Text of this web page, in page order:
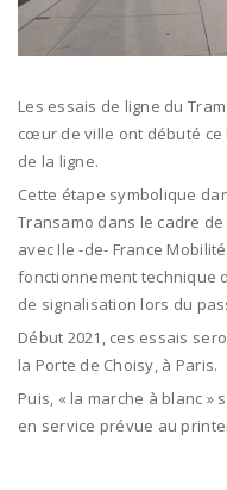
Les essais de ligne du
cœur de ville ont débuté ce
de la ligne.
Cette étape symbolique
Transamo dans le cadre
avec Ile -de- France
fonctionnement technique
de signalisation lors du
Début 2021, ces essais
la Porte de Choisy, à Paris.
Puis, « la marche à blanc
en service prévue au